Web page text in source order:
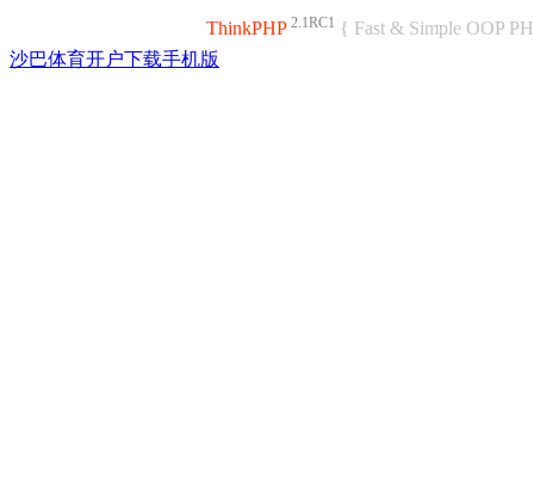
ThinkPHP 2.1RC1 { Fast & Simple OOP
沙巴体育开户下载手机版